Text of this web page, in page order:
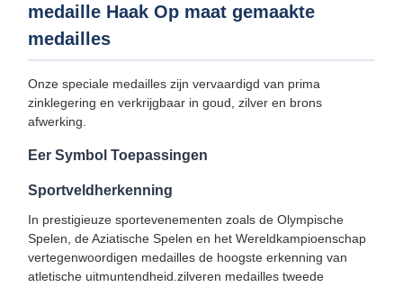
medaille Haak Op maat gemaakte
medailles
Onze speciale medailles zijn vervaardigd van prima
zinklegering en verkrijgbaar in goud, zilver en brons
afwerking.
Eer Symbol Toepassingen
Sportveldherkenning
In prestigieuze sportevenementen zoals de Olympische
Spelen, de Aziatische Spelen en het Wereldkampioenschap
vertegenwoordigen medailles de hoogste erkenning van
atletische uitmuntendheid.zilveren medailles tweede